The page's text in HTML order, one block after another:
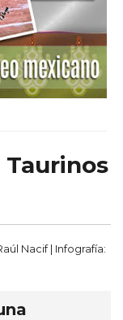
Taurinos
Nacif | Infografía: